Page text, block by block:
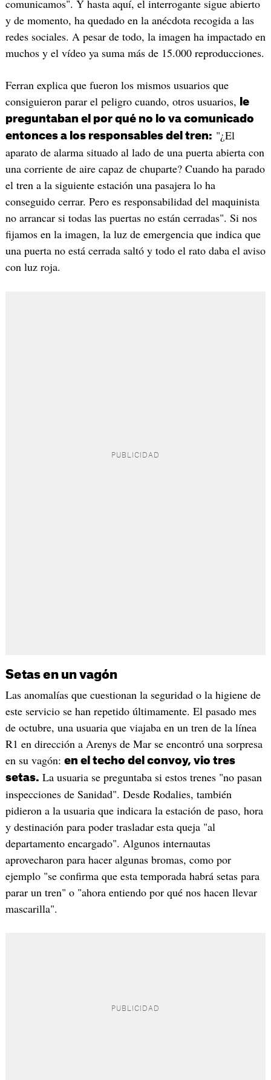
comunicamos". Y hasta aquí, el interrogante sigue abierto
y de momento, ha quedado en la anécdota recogida a las
redes sociales. A pesar de todo, la imagen ha impactado en
muchos y el vídeo ya suma más de 15.000 reproducciones.
Ferran explica que fueron los mismos usuarios que
consiguieron parar el peligro cuando, otros usuarios,
le
preguntaban el por qué no lo va comunicado
entonces a los responsables del tren: "¿El
aparato de alarma situado al lado de una puerta abierta con
una corriente de aire capaz de chuparte? Cuando ha parado
el tren a la siguiente estación una pasajera lo ha
conseguido cerrar. Pero es responsabilidad del maquinista
no arrancar si todas las puertas no están cerradas". Si nos
fijamos en la imagen, la luz de emergencia que indica que
una puerta no está cerrada saltó y todo el rato daba el aviso
con luz roja.
Setas en un vagón
Las anomalías que cuestionan la seguridad o la higiene de
este servicio se han repetido últimamente. El pasado mes
de octubre, una usuaria que viajaba en un tren de la línea
R1 en dirección a Arenys de Mar se encontró una sorpresa
en su vagón: en el techo del convoy, vio tres
setas. La usuaria se preguntaba si estos trenes "no pasan
inspecciones de Sanidad". Desde Rodalies, también
pidieron a la usuaria que indicara la estación de paso, hora
y destinación para poder trasladar esta queja "al
departamento encargado". Algunos internautas
aprovecharon para hacer algunas bromas, como por
ejemplo "se confirma que esta temporada habrá setas para
parar un tren" o "ahora entiendo por qué nos hacen llevar
mascarilla".